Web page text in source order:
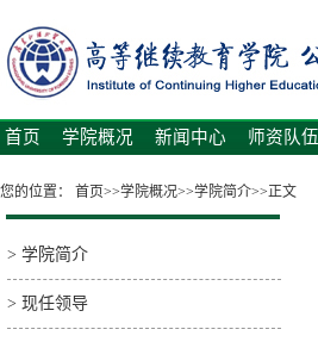
首页 学院概况 新闻中心 师资队伍
您的位置： 首页>>学院概况>>学院简介>>正文
> 学院简介
> 现任领导